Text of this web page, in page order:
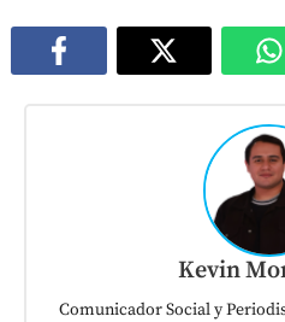
Kevin
Comunicador Social y